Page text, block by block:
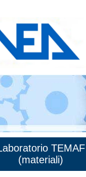
TEMAF
(materiali)